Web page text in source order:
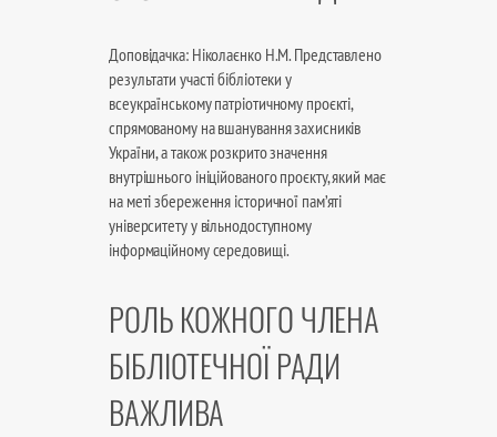
Доповідачка: Ніколаєнко Н.М. Представлено
результати участі бібліотеки у
всеукраїнському патріотичному проєкті,
спрямованому на вшанування захисників
України, а також розкрито значення
внутрішнього ініційованого проєкту, який має
на меті збереження історичної пам’яті
університету у вільнодоступному
інформаційному середовищі.
РОЛЬ КОЖНОГО ЧЛЕНА
БІБЛІОТЕЧНОЇ РАДИ
ВАЖЛИВА